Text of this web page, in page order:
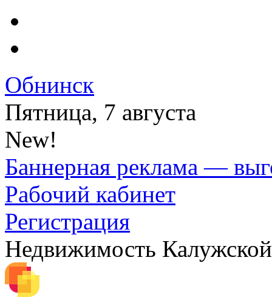
Обнинск
Пятница, 7 августа
New!
Баннерная реклама —
Рабочий кабинет
Регистрация
Недвижимость